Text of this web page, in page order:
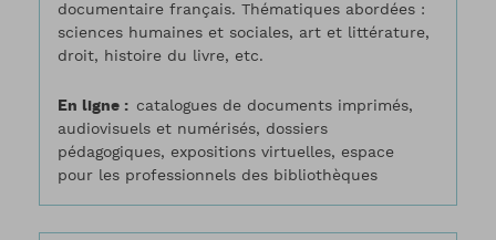
documentaire français. Thématiques abordées :
sciences humaines et sociales, art et littérature,
droit, histoire du livre, etc.
En ligne
catalogues de documents imprimés,
audiovisuels et numérisés, dossiers
pédagogiques, expositions virtuelles, espace
pour les professionnels des bibliothèques